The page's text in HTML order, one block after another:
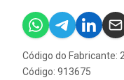
Código do Fabricante:
Código: 913675